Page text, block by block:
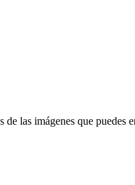
de las imágenes que puedes